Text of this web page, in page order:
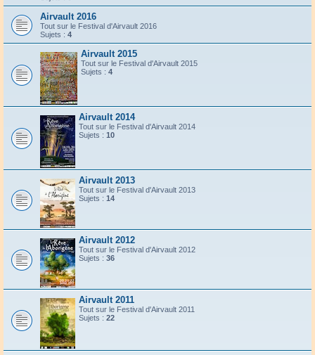
Airvault 2016
Tout sur le Festival d'Airvault 2016
Sujets : 4
Airvault 2015
Tout sur le Festival d'Airvault 2015
Sujets : 4
Airvault 2014
Tout sur le Festival d'Airvault 2014
Sujets : 10
Airvault 2013
Tout sur le Festival d'Airvault 2013
Sujets : 14
Airvault 2012
Tout sur le Festival d'Airvault 2012
Sujets : 36
Airvault 2011
Tout sur le Festival d'Airvault 2011
Sujets : 22